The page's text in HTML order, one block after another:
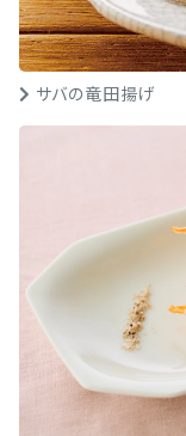
サバの竜田揚げ